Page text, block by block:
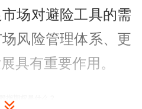
场对避险工具的需
风险管理体系、更
具有重要作用。